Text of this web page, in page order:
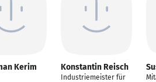
Kerim Konstantin Reisch
Industriemeister für